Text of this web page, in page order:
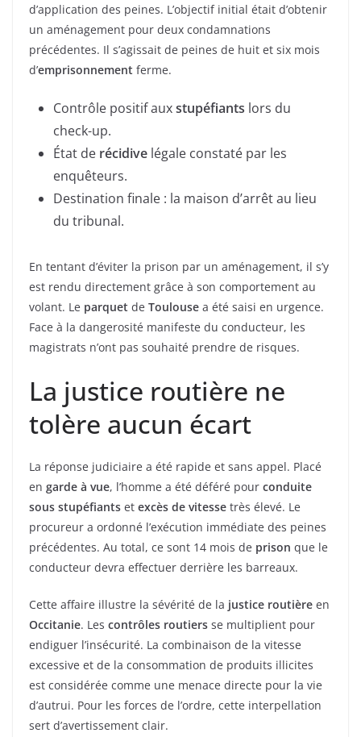
d’application des peines. L’objectif initial était d’obtenir
un aménagement pour deux condamnations
précédentes. Il s’agissait de peines de huit et six mois
d’emprisonnement ferme.
Contrôle positif auxstupéfiants lors du
check-up.
État de récidive légale constaté par les
enquêteurs.
Destination finale : la maison d’arrêt au lieu
du tribunal.
En tentant d’éviter la prison par un aménagement, il s’y
est rendu directement grâce à son comportement au
volant. Le parquet de Toulouse a été saisi en urgence.
Face à la dangerosité manifeste du conducteur, les
magistrats n’ont pas souhaité prendre de risques.
La justice routière ne
tolère aucun écart
La réponse judiciaire a été rapide et sans appel. Placé
en garde à vue, l’homme a été déféré pour conduite
sous stupéfiants et excès de vitesse très élevé. Le
procureur a ordonné l’exécution immédiate des peines
précédentes. Au total, ce sont 14 mois de prison que le
conducteur devra effectuer derrière les barreaux.
Cette affaire illustre la sévérité de la justice routière en
Occitanie. Les contrôles routiers se multiplient pour
endiguer l’insécurité. La combinaison de la vitesse
excessive et de la consommation de produits illicites
est considérée comme une menace directe pour la vie
d’autrui. Pour les forces de l’ordre, cette interpellation
sert d’avertissement clair.